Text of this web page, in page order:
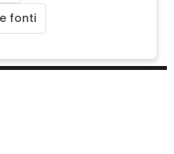
fonti